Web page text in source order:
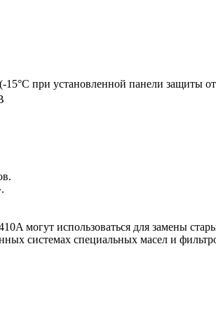
при установленной панели защиты от
могут использоваться для замены
системах специальных масел и